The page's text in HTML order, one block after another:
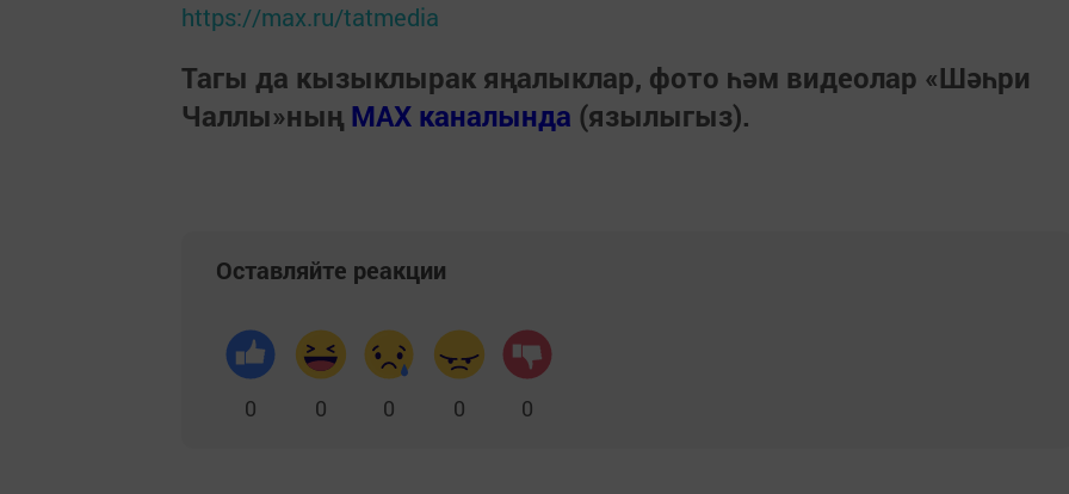
https://max.ru/tatmedia
Тагы да кызыклырак яңалыклар, фото һәм видеолар «Шәһри
Чаллы»ның MAX каналында (язылыгыз).
Оставляйте реакции
0 0 0 0 0